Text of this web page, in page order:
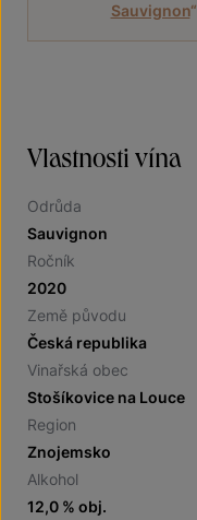
Sauvignon“
Vlastnosti vína
Odrůda
Sauvignon
Ročník
2020
Země původu
Česká republika
Vinařská obec
Stošíkovice na Louce
Region
Znojemsko
Alkohol
12,0 % obj.